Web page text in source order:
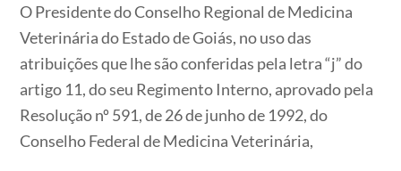
O Presidente do Conselho Regional de Medicina
Veterinária do Estado de Goiás, no uso das
atribuições que lhe são conferidas pela letra “j” do
artigo 11, do seu Regimento Interno, aprovado pela
Resolução nº 591, de 26 de junho de 1992, do
Conselho Federal de Medicina Veterinária,